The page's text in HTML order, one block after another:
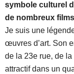
symbole culturel
de nombreux films
Je suis une
œuvres d’art. Son
de la 23e rue, de
attractif dans un